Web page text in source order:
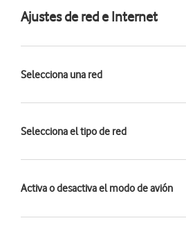
Ajustes de red e Internet
Selecciona una red
Selecciona el tipo de red
Activa o desactiva el modo de avión